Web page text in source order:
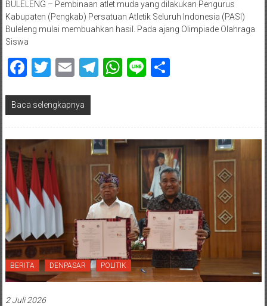
BULELENG – Pembinaan atlet muda yang dilakukan Pengurus
Kabupaten (Pengkab) Persatuan Atletik Seluruh Indonesia (PASI)
Buleleng mulai membuahkan hasil. Pada ajang Olimpiade Olahraga
Siswa
Facebook
Twitter
EmailTelegram
WhatsApp
LineShare
Baca selengkapnya
BERITA DENPASAR POLITIK
2 Juli 2026